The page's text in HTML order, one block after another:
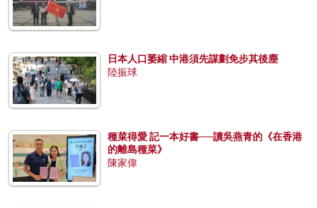
日本人口萎縮 中港須先謀劃免步其後塵
陸振球
種菜得愛 記一本好書──讀吳燕青的《在香港
的離島種菜》
陳家偉